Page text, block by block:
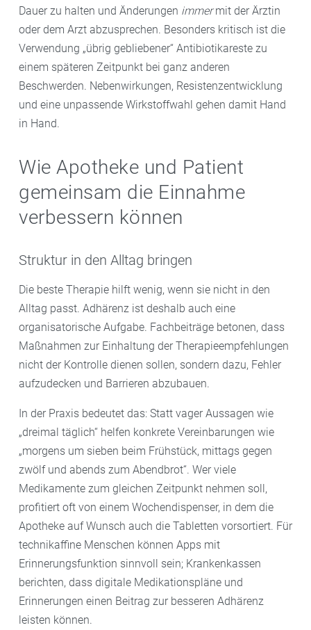
Dauer zu halten und Änderungen immermit der Ärztin
oder dem Arzt abzusprechen. Besonders kritisch ist die
Verwendung „übrig gebliebener“ Antibiotikareste zu
einem späteren Zeitpunkt bei ganz anderen
Beschwerden. Nebenwirkungen, Resistenzentwicklung
und eine unpassende Wirkstoffwahl gehen damit Hand
in Hand.
Wie Apotheke und Patient
gemeinsam die Einnahme
verbessern können
Struktur in den Alltag bringen
Die beste Therapie hilft wenig, wenn sie nicht in den
Alltag passt. Adhärenz ist deshalb auch eine
organisatorische Aufgabe. Fachbeiträge betonen, dass
Maßnahmen zur Einhaltung der Therapieempfehlungen
nicht der Kontrolle dienen sollen, sondern dazu, Fehler
aufzudecken und Barrieren abzubauen.
In der Praxis bedeutet das: Statt vager Aussagen wie
„dreimal täglich“ helfen konkrete Vereinbarungen wie
„morgens um sieben beim Frühstück, mittags gegen
zwölf und abends zum Abendbrot“. Wer viele
Medikamente zum gleichen Zeitpunkt nehmen soll,
profitiert oft von einem Wochendispenser, in dem die
Apotheke auf Wunsch auch die Tabletten vorsortiert. Für
technikaffine Menschen können Apps mit
Erinnerungsfunktion sinnvoll sein; Krankenkassen
berichten, dass digitale Medikationspläne und
Erinnerungen einen Beitrag zur besseren Adhärenz
leisten können.